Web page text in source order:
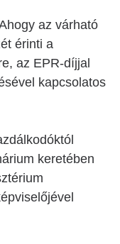
az várható
érinti a
az EPR-díjjal
kapcsolatos
keretében